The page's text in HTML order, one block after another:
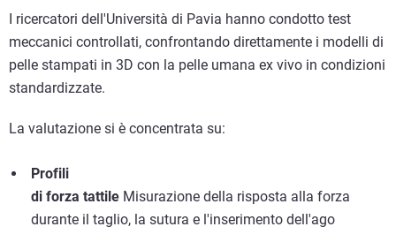
I ricercatori dell'Università di Pavia hanno condotto test
meccanici controllati, confrontando direttamente i modelli di
pelle stampati in 3D con la pelle umana ex vivo in condizioni
standardizzate.
La valutazione si è concentrata su:
Profili
di forza tattile Misurazione della risposta alla forza
durante il taglio, la sutura e l'inserimento dell'ago